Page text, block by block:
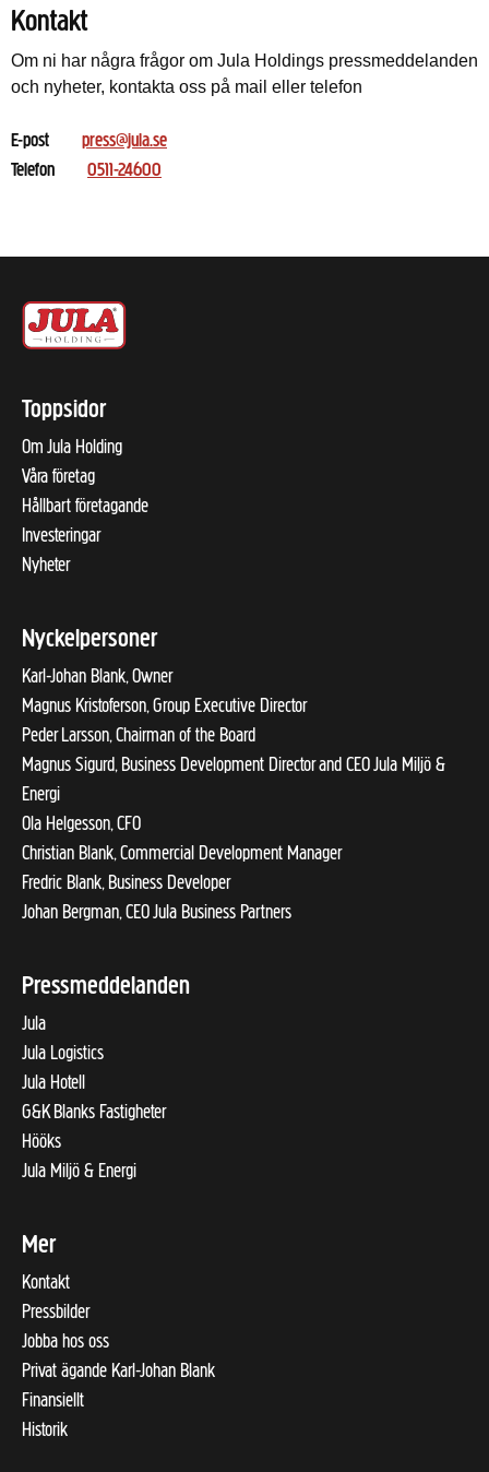
Kontakt
Om ni har några frågor om Jula Holdings pressmeddelanden
och nyheter, kontakta oss på mail eller telefon
E-post
press@jula.se
Telefon
0511-24600
Toppsidor
Om Jula Holding
Våra företag
Hållbart företagande
Investeringar
Nyheter
Nyckelpersoner
Karl-Johan Blank, Owner
Magnus Kristoferson, Group Executive Director
Peder Larsson, Chairman of the Board
Magnus Sigurd, Business Development Director and CEO Jula Miljö &
Energi
Ola Helgesson, CFO
Christian Blank, Commercial Development Manager
Fredric Blank, Business Developer
Johan Bergman, CEO Jula Business Partners
Pressmeddelanden
Jula
Jula Logistics
Jula Hotell
G&K Blanks Fastigheter
Hööks
Jula Miljö & Energi
Mer
Kontakt
Pressbilder
Jobba hos oss
Privat ägande Karl-Johan Blank
Finansiellt
Historik